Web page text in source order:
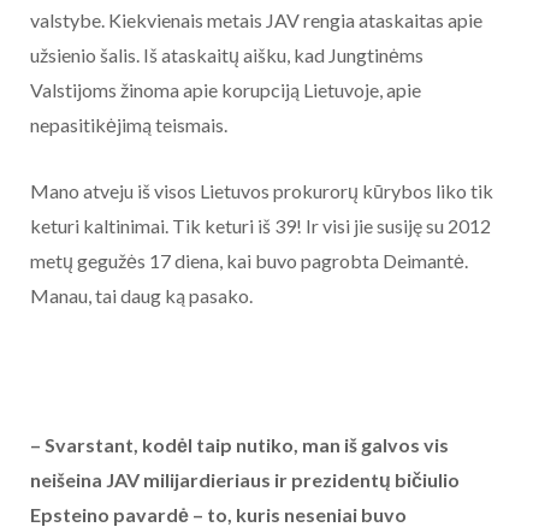
valstybe. Kiekvienais metais JAV rengia ataskaitas apie
užsienio šalis. Iš ataskaitų aišku, kad Jungtinėms
Valstijoms žinoma apie korupciją Lietuvoje, apie
nepasitikėjimą teismais.
Mano atveju iš visos Lietuvos prokurorų kūrybos liko tik
keturi kaltinimai. Tik keturi iš 39! Ir visi jie susiję su 2012
metų gegužės 17 diena, kai buvo pagrobta Deimantė.
Manau, tai daug ką pasako.
– Svarstant, kodėl taip nutiko, man iš galvos vis
neišeina JAV milijardieriaus ir prezidentų bičiulio
Epsteino pavardė – to, kuris neseniai buvo